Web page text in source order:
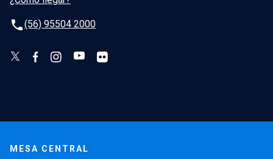
phone(56) 95504 2000
MESA CENTRAL